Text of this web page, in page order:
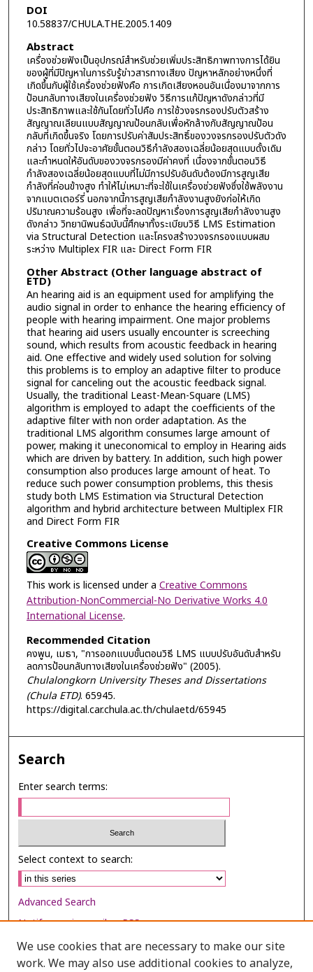
DOI
10.58837/CHULA.THE.2005.1409
Abstract
เครื่องช่วยฟังเป็นอุปกรณ์สำหรับช่วยเพิ่มประสิทธิภาพทางการได้ยิน
ของผู้ที่มีปัญหาในการรับรู้ข่าวสารทางเสียง ปัญหาหลักอย่างหนึ่งที่
เกิดขึ้นกับผู้ใช้เครื่องช่วยฟังคือ การเกิดเสียงหอนอันเนื่องมาจากการ
ป้อนกลับทางเสียงในเครื่องช่วยฟัง วิธีการแก้ปัญหาดังกล่าวที่มี
ประสิทธิภาพและใช้กันโดยทั่วไปคือ การใช้วงจรกรองปรับตัวสร้าง
สัญญาณเลียนแบบสัญญาณป้อนกลับเพื่อหักล้างกับสัญญาณป้อน
กลับที่เกิดขึ้นจริง โดยการปรับค่าสัมประสิทธิ์ของวงจรกรองปรับตัวดัง
กล่าว โดยทั่วไปจะอาศัยขั้นตอนวิธีกำลังสองเฉลี่ยน้อยสุดแบบดั้งเดิม
และกำหนดให้อันดับของวงจรกรองมีค่าคงที่ เนื่องจากขั้นตอนวิธี
กำลังสองเฉลี่ยน้อยสุดแบบที่ไม่มีการปรับอันดับต้องมีการสูญเสีย
กำลังที่ค่อนข้างสูง ทำให้ไม่เหมาะที่จะใช้ในเครื่องช่วยฟังซึ่งใช้พลังงาน
จากแบตเตอร์รี่ นอกจากนี้การสูญเสียกำลังงานสูงยังก่อให้เกิด
ปริมาณความร้อนสูง เพื่อที่จะลดปัญหาเรื่องการสูญเสียกำลังงานสูง
ดังกล่าว วิทยานิพนธ์ฉบับนี้ศึกษาทั้งระเบียบวิธี LMS Estimation
via Structural Detection และโครงสร้างวงจรกรองแบบผสม
ระหว่าง Multiplex FIR และ Direct Form FIR
Other Abstract (Other language abstract of
ETD)
An hearing aid is an equipment used for amplifying the
audio signal in order to enhance the hearing efficiency of
people with hearing impairment. One major problems
that hearing aid users usually encounter is screeching
sound, which results from acoustic feedback in hearing
aid. One effective and widely used solution for solving
this problems is to employ an adaptive filter to produce
signal for canceling out the acoustic feedback signal.
Usually, the traditional Least-Mean-Square (LMS)
algorithm is employed to adapt the coefficients of the
adaptive filter with non order adaptation. As the
traditional LMS algorithm consumes large amount of
power, making it uneconomical to employ in Hearing aids
which are driven by battery. In addition, such high power
consumption also produces large amount of heat. To
reduce such power consumption problems, this thesis
study both LMS Estimation via Structural Detection
algorithm and hybrid architecture between Multiplex FIR
and Direct Form FIR
Creative Commons License
This work is licensed under a Creative Commons
Attribution-NonCommercial-No Derivative Works 4.0
International License.
Recommended Citation
คงพูน, เมธา, "การออกแบบขั้นตอนวิธี LMS แบบปรับอันดับสำหรับ
ลดการป้อนกลับทางเสียงในเครื่องช่วยฟัง" (2005).
Chulalongkorn University Theses and Dissertations
(Chula ETD). 65945.
https://digital.car.chula.ac.th/chulaetd/65945
Search
Enter search terms:
Select context to search:
Advanced Search
Notify me via email orRSS
Browse
We use cookies that are necessary to make our site
work. We may also use additional cookies to analyze,